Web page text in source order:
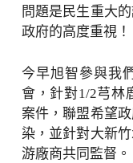
問題是民生重大
政府的高度重視！
今早旭智參與我
會，針對1/2芎林
案件，聯盟希望
染，並針對大新
游廠商共同監督。